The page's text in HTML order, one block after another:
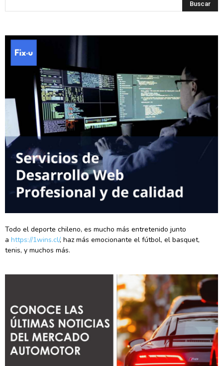
Todo el deporte chileno, es mucho más entretenido junto
a https://1wins.cl/, haz más emocionante el fútbol, el basquet,
tenis, y muchos más.